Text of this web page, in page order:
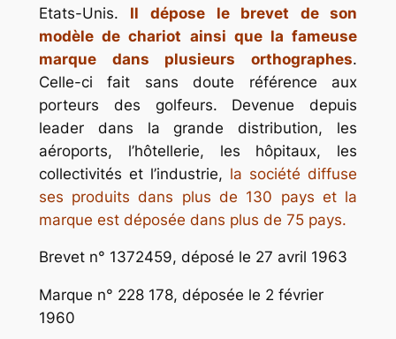
Etats-Unis. Il dépose le brevet de son
modèle de chariot ainsi que la fameuse
marque dans plusieurs orthographes.
Celle-ci fait sans doute référence aux
porteurs des golfeurs. Devenue depuis
leader dans la grande distribution, les
aéroports, l’hôtellerie, les hôpitaux, les
collectivités et l’industrie, la société diffuse
ses produits dans plus de 130 pays et la
marque est déposée dans plus de 75 pays.
Brevet n° 1372459, déposé le 27 avril 1963
Marque n° 228 178, déposée le 2 février
1960